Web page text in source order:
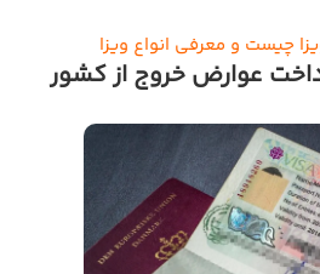
چیست و معرفی انواع ویزا
عوارض خروج از کشور